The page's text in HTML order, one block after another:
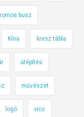
busz
Kína kresz tábla
útépítés
művészet
logó vicc